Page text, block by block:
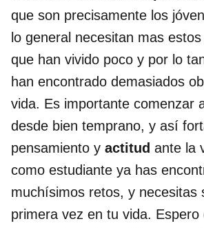
que son precisamente los
lo general necesitan mas
que han vivido poco y por lo
han encontrado demasiados
vida. Es importante comenzar
desde bien temprano, y así
pensamiento y actitud ante la
como estudiante ya has
muchísimos retos, y necesitas
primera vez en tu vida.